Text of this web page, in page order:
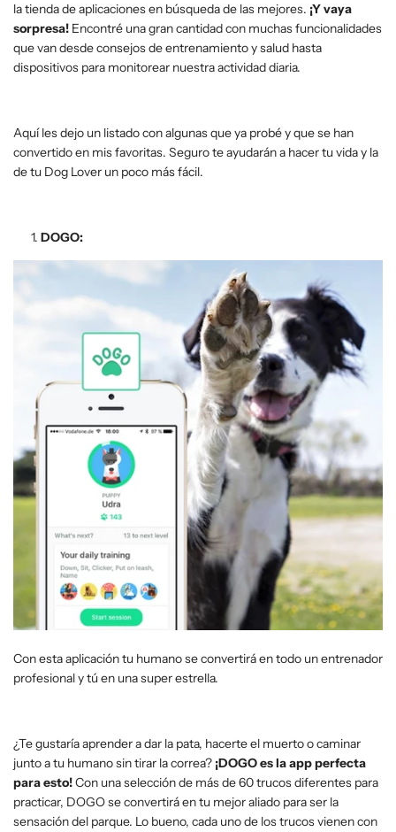
la tienda de aplicaciones en búsqueda de las mejores. ¡Y vaya
sorpresa! Encontré una gran cantidad con muchas funcionalidades
que van desde consejos de entrenamiento y salud hasta
dispositivos para monitorear nuestra actividad diaria.
Aquí les dejo un listado con algunas que ya probé y que se han
convertido en mis favoritas. Seguro te ayudarán a hacer tu vida y la
de tu Dog Lover un poco más fácil.
DOGO:
Con esta aplicación tu humano se convertirá en todo un entrenador
profesional y tú en una super estrella.
¿Te gustaría aprender a dar la pata, hacerte el muerto o caminar
junto a tu humano sin tirar la correa? ¡DOGO es la app perfecta
para esto!Con una selección de más de 60 trucos diferentes para
practicar, DOGO se convertirá en tu mejor aliado para ser la
sensación del parque. Lo bueno, cada uno de los trucos vienen con